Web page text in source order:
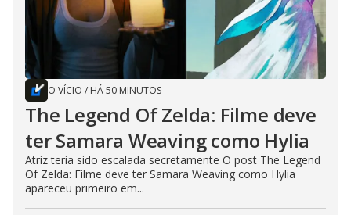
O VÍCIO / HÁ 50 MINUTOS
The Legend Of Zelda: Filme deve
ter Samara Weaving como Hylia
Atriz teria sido escalada secretamente O post The Legend
Of Zelda: Filme deve ter Samara Weaving como Hylia
apareceu primeiro em...